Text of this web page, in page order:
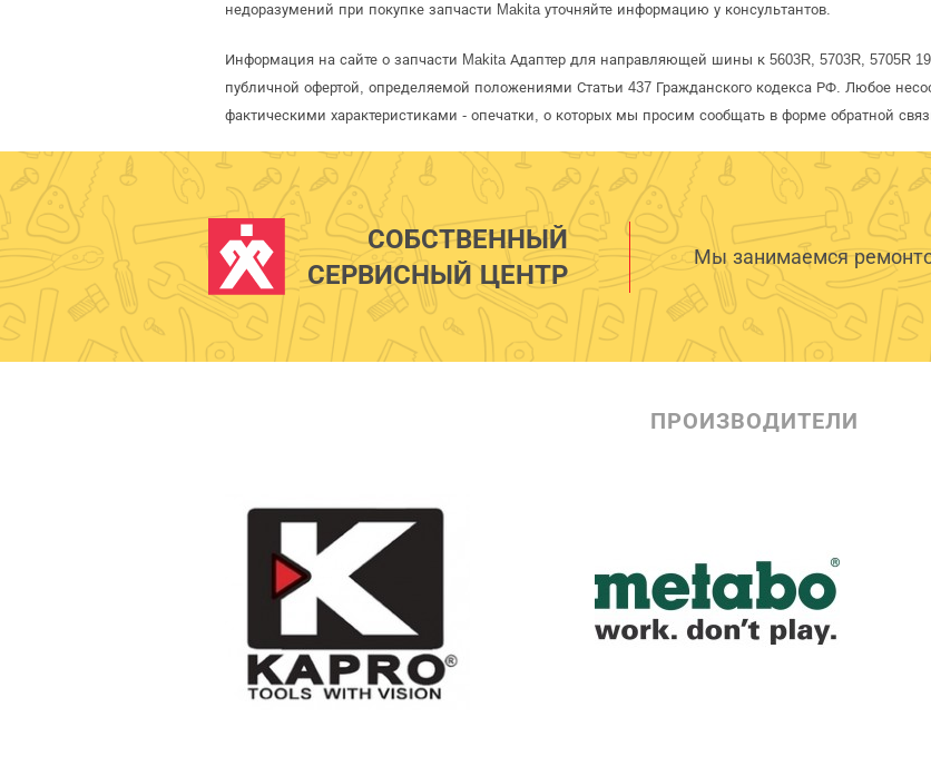
недоразумений при покупке запчасти Makita уточняйте информацию у консультантов.
Информация на сайте о запчасти Makita Адаптер для направляющей шины к 5603R, 5703R, 5705R
публичной офертой, определяемой положениями Статьи 437 Гражданского кодекса РФ. Любое
фактическими характеристиками - опечатки, о которых мы просим сообщать в форме обратной
СОБСТВЕННЫЙ
СЕРВИСНЫЙ ЦЕНТР
Мы занимаемся
ПРОИЗВОДИТЕЛИ